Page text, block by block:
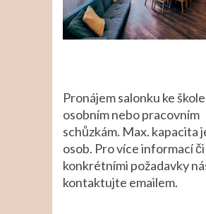
Pronájem salonku ke
osobním nebo pracovním
schůzkám. Max. kapacita
osob. Pro více informací či
konkrétními požadavky
kontaktujte emailem.